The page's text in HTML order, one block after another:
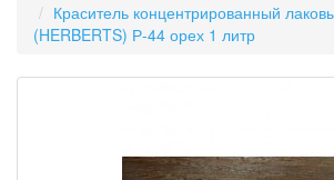
Краситель концентрированный
(HERBERTS) Р-44 орех 1 литр